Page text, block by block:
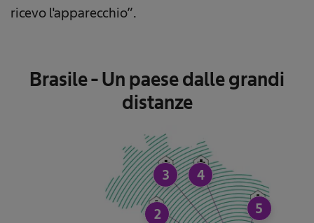
ricevo l'apparecchio”.
Brasile - Un paese dalle grandi
distanze
2
3 4
5